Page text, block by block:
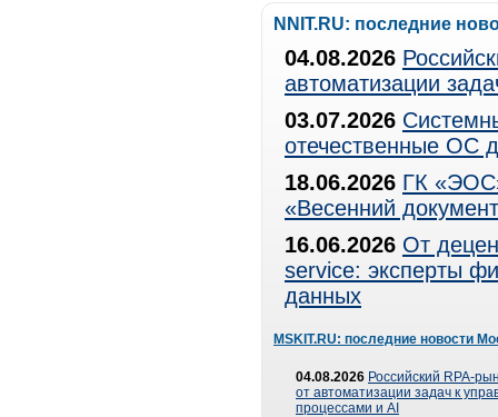
NNIT.RU: последние
04.08.2026
автоматизации
03.07.2026
отечественные ОС
18.06.2026 ГК
«Весенний
16.06.2026 От
service: эксперты
данных
MSKIT.RU: последние новости
04.08.2026 Российский RPA-
от автоматизации задач к
процессами и AI